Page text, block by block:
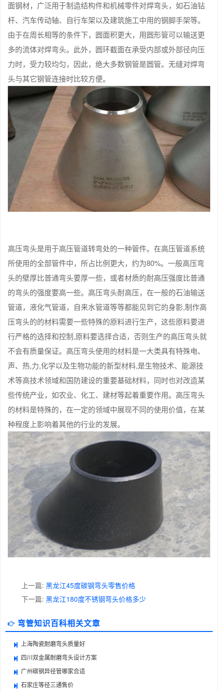
面钢材，广泛用于制造结构件和机械零件对焊弯头，如石油钻
杆、汽车传动轴、自行车架以及建筑施工中用的钢脚手架等。
由于在周长相等的条件下，圆面积更大，用圆形管可以输送更
多的流体对焊弯头。此外，圆环截面在承受内部或外部径向压
力时，受力较均匀，因此，绝大多数钢管是圆管。无缝对焊弯
头与其它钢管连接时比较方便。
高压弯头是用于高压管道转弯处的一种管件。在高压管道系统
所使用的全部管件中，所占比例更大，约为80%。一般高压弯
头的壁厚比普通弯头要厚一些，或者材质的耐高压强度比普通
的弯头的强度要高一些。高压弯头耐高压，在一般的石油输送
管道，液化气管道，自来水管道等等都能见到它的身影,制作高
压弯头的的材料需要一些特殊的原料进行生产，这些原料要进
行严格的选择和控制,原料要选择合适，否则生产的高压弯头就
不会有质量保证。高压弯头使用的材料是一大类具有特殊电、
声、热,力,化学以及生物功能的新型材料,是生物技术、能源技
术等高技术领域和国防建设的重要基础材料，同时也对改造某
些传统产业，如农业、化工、建材等起着重要作用。高压弯头
的材料是特殊的，在一定的领域中展现不同的使用价值，在某
种程度上影响着其他的行业的发展。
上一篇: 黑龙江45度碳钢弯头零售价格
下一篇: 黑龙江180度不锈钢弯头价格多少
弯管知识百科相关文章
上海陶瓷耐磨弯头质量好
四川双金属耐磨弯头设计方案
广州碳钢异径管哪家合适
石家庄等径三通售价